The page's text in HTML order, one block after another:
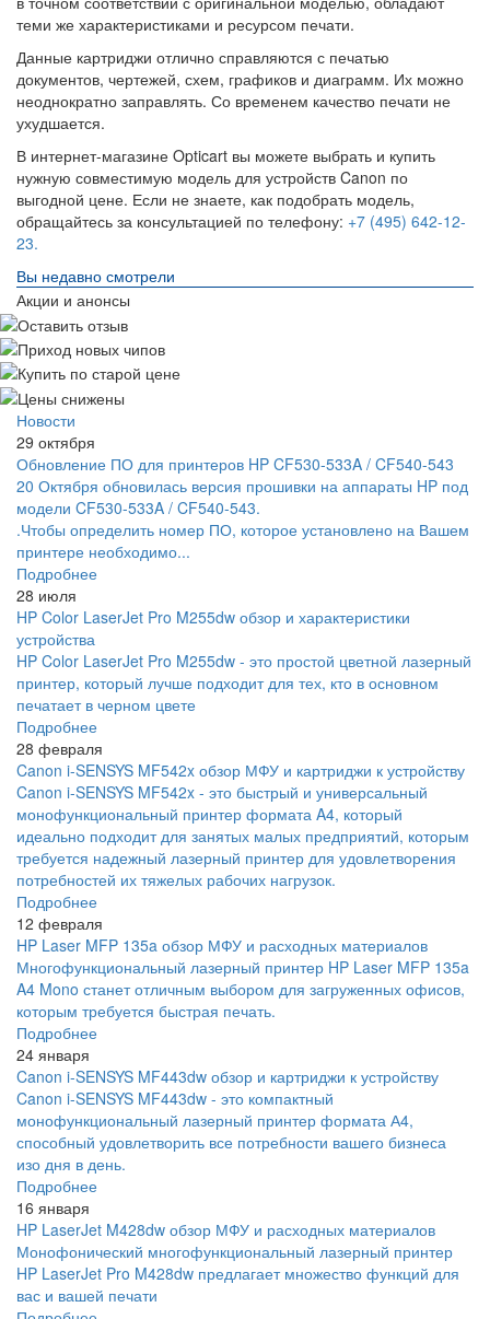
теми же характеристиками и ресурсом печати.
Данные картриджи отлично справляются с печатью
документов, чертежей, схем, графиков и диаграмм. Их можно
неоднократно заправлять. Со временем качество печати не
ухудшается.
В интернет-магазине Opticart вы можете выбрать и купить
нужную совместимую модель для устройств Canon по
выгодной цене. Если не знаете, как подобрать модель,
обращайтесь за консультацией по телефону: +7 (495) 642-12-
23.
Вы недавно смотрели
Акции и анонсы
Новости
29 октября
Обновление ПО для принтеров HP CF530-533A / CF540-543
20 Октября обновилась версия прошивки на аппараты HP под
модели CF530-533A / CF540-543.
.Чтобы определить номер ПО, которое установлено на Вашем
принтере необходимо...
Подробнее
28 июля
HP Color LaserJet Pro M255dw обзор и характеристики
устройства
HP Color LaserJet Pro M255dw - это простой цветной лазерный
принтер, который лучше подходит для тех, кто в основном
печатает в черном цвете
Подробнее
28 февраля
Canon i-SENSYS MF542x обзор МФУ и картриджи к устройству
Canon i-SENSYS MF542x - это быстрый и универсальный
монофункциональный принтер формата A4, который
идеально подходит для занятых малых предприятий, которым
требуется надежный лазерный принтер для удовлетворения
потребностей их тяжелых рабочих нагрузок.
Подробнее
12 февраля
HP Laser MFP 135a обзор МФУ и расходных материалов
Многофункциональный лазерный принтер HP Laser MFP 135a
A4 Mono станет отличным выбором для загруженных офисов,
которым требуется быстрая печать.
Подробнее
24 января
Canon i-SENSYS MF443dw обзор и картриджи к устройству
Canon i-SENSYS MF443dw - это компактный
монофункциональный лазерный принтер формата А4,
способный удовлетворить все потребности вашего бизнеса
изо дня в день.
Подробнее
16 января
HP LaserJet M428dw обзор МФУ и расходных материалов
Монофонический многофункциональный лазерный принтер
HP LaserJet Pro M428dw предлагает множество функций для
вас и вашей печати